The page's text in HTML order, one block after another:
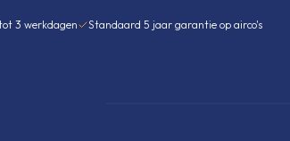
3 werkdagen
Standaard 5 jaar garantie op airco's